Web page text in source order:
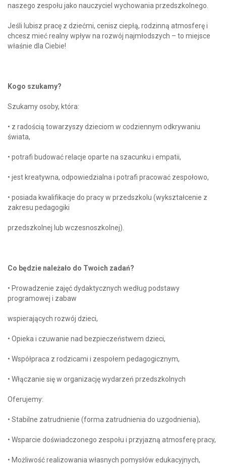
naszego zespołu jako nauczyciel wychowania przedszkolnego.
Jeśli lubisz pracę z dziećmi, cenisz ciepłą, rodzinną atmosferę i
chcesz mieć realny wpływ na rozwój najmłodszych – to miejsce
właśnie dla Ciebie!
Kogo szukamy?
Szukamy osoby, która:
• z radością towarzyszy dzieciom w codziennym odkrywaniu
świata,
• potrafi budować relacje oparte na szacunku i empatii,
• jest kreatywna, odpowiedzialna i potrafi pracować zespołowo,
• posiada kwalifikacje do pracy w przedszkolu (wykształcenie z
zakresu pedagogiki
przedszkolnej lub wczesnoszkolnej).
Co będzie należało do Twoich zadań?
• Prowadzenie zajęć dydaktycznych według podstawy
programowej i zabaw
wspierających rozwój dzieci,
• Opieka i czuwanie nad bezpieczeństwem dzieci,
• Współpraca z rodzicami i zespołem pedagogicznym,
• Włączanie się w organizację wydarzeń przedszkolnych
Oferujemy:
• Stabilne zatrudnienie (forma zatrudnienia do uzgodnienia),
• Wsparcie doświadczonego zespołu i przyjazną atmosferę pracy,
• Możliwość realizowania własnych pomysłów edukacyjnych,